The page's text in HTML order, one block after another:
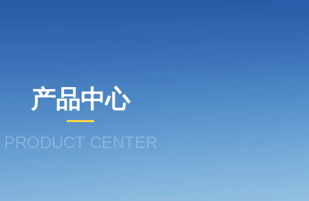
产品中心
PRODUCT CENTER